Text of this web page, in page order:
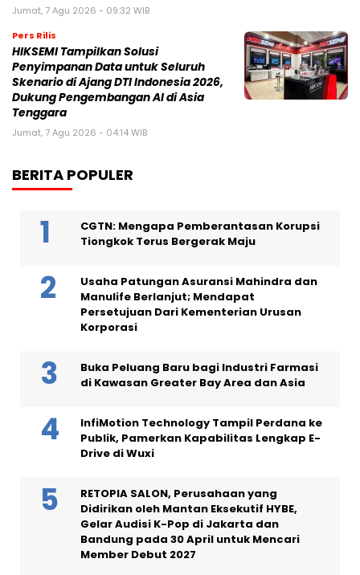
Jumat, 7 Agu 2026 - 09:32 WIB
Pers Rilis
HIKSEMI Tampilkan Solusi
Penyimpanan Data untuk Seluruh
Skenario di Ajang DTI Indonesia 2026,
Dukung Pengembangan AI di Asia
Tenggara
Jumat, 7 Agu 2026 - 04:14 WIB
BERITA POPULER
CGTN: Mengapa Pemberantasan Korupsi
Tiongkok Terus Bergerak Maju
Usaha Patungan Asuransi Mahindra dan
Manulife Berlanjut; Mendapat
Persetujuan Dari Kementerian Urusan
Korporasi
Buka Peluang Baru bagi Industri Farmasi
di Kawasan Greater Bay Area dan Asia
InfiMotion Technology Tampil Perdana ke
Publik, Pamerkan Kapabilitas Lengkap E-
Drive di Wuxi
RETOPIA SALON, Perusahaan yang
Didirikan oleh Mantan Eksekutif HYBE,
Gelar Audisi K-Pop di Jakarta dan
Bandung pada 30 April untuk Mencari
Member Debut 2027